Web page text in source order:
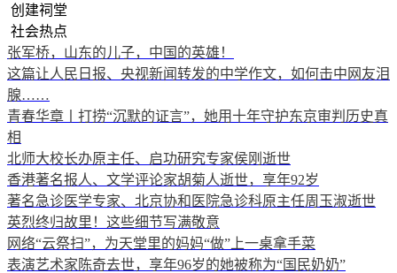
创建祠堂
社会热点
张军桥，山东的儿子，中国的英雄！
这篇让人民日报、央视新闻转发的中学作文，如何击中网友泪
腺……
青春华章丨打捞“沉默的证言”，她用十年守护东京审判历史真
相
北师大校长办原主任、启功研究专家侯刚逝世
香港著名报人、文学评论家胡菊人逝世，享年92岁
著名急诊医学专家、北京协和医院急诊科原主任周玉淑逝世
英烈终归故里！这些细节写满敬意
网络“云祭扫”，为天堂里的妈妈“做”上一桌拿手菜
表演艺术家陈奇去世，享年96岁的她被称为“国民奶奶”